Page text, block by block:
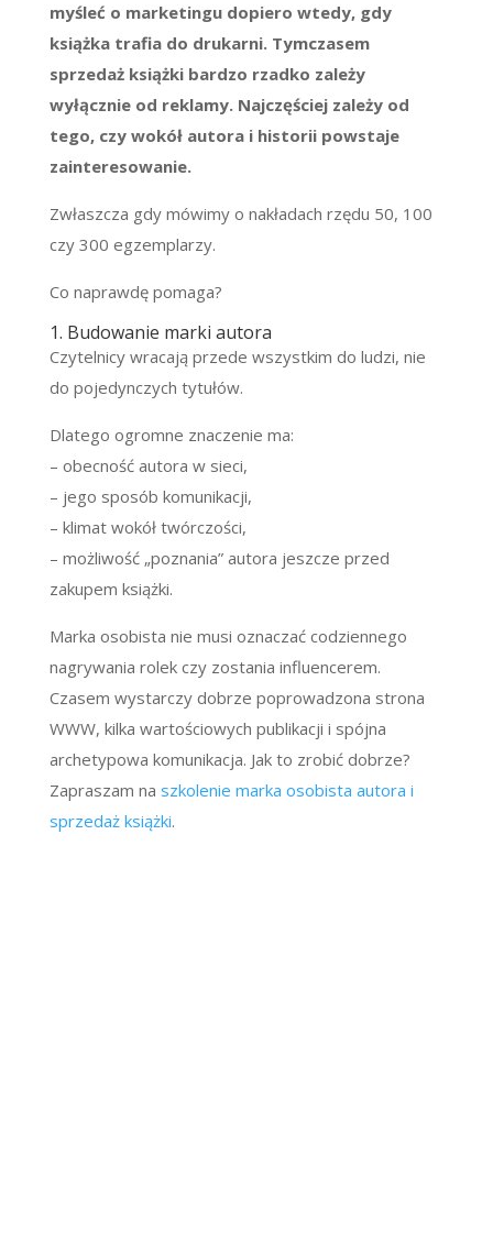
myśleć o marketingu dopiero wtedy, gdy
książka trafia do drukarni. Tymczasem
sprzedaż książki bardzo rzadko zależy
wyłącznie od reklamy. Najczęściej zależy od
tego, czy wokół autora i historii powstaje
zainteresowanie.
Zwłaszcza gdy mówimy o nakładach rzędu 50, 100
czy 300 egzemplarzy.
Co naprawdę pomaga?
1. Budowanie marki autora
Czytelnicy wracają przede wszystkim do ludzi, nie
do pojedynczych tytułów.
Dlatego ogromne znaczenie ma:
– obecność autora w sieci,
– jego sposób komunikacji,
– klimat wokół twórczości,
– możliwość „poznania” autora jeszcze przed
zakupem książki.
Marka osobista nie musi oznaczać codziennego
nagrywania rolek czy zostania influencerem.
Czasem wystarczy dobrze poprowadzona strona
WWW, kilka wartościowych publikacji i spójna
archetypowa komunikacja. Jak to zrobić dobrze?
Zapraszam na szkolenie marka osobista autora i
sprzedaż książki.